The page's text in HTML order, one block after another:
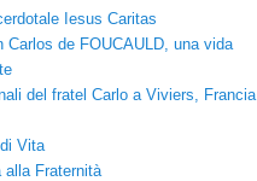
Iesus Caritas
Carlos de FOUCAULD, una vida
del fratel Carlo a Viviers, Francia
Vita
alla Fraternità